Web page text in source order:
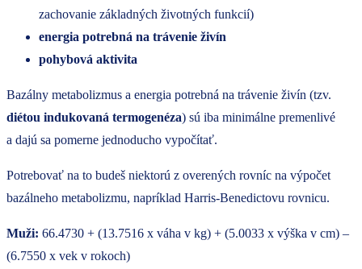
zachovanie základných životných funkcií)
energia potrebná na trávenie živín
pohybová aktivita
Bazálny metabolizmus a energia potrebná na trávenie živín (tzv.
diétou indukovaná termogenéza) sú iba minimálne premenlivé
a dajú sa pomerne jednoducho vypočítať.
Potrebovať na to budeš niektorú z overených rovníc na výpočet
bazálneho metabolizmu, napríklad Harris-Benedictovu rovnicu.
Muži: 66.4730 + (13.7516 x váha v kg) + (5.0033 x výška v cm) –
(6.7550 x vek v rokoch)